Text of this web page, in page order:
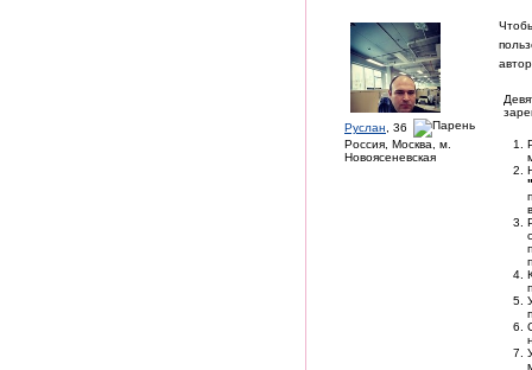
Руслан , 36
Россия, Москва, м.
Новоясеневская